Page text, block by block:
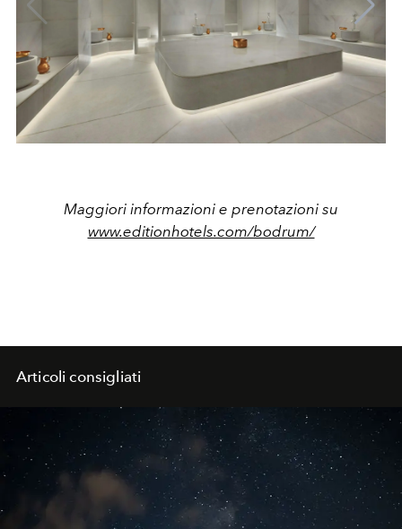
Maggiori informazioni e prenotazioni su
www.editionhotels.com/bodrum/
Articoli consigliati